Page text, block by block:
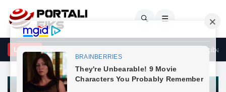
🔍 ☰
LAJMEmë të reja për pikat kufitare: Pritja më e gjatë në Muçibabë